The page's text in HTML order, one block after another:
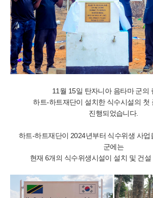
11월 15일 탄자니아 음타마 군의
하트-하트재단이 설치한 식수시설의 첫
진행되었습니다.
하트-하트재단이 2024년부터 식수위생 사업
군에는
현재 6개의 식수위생시설이 설치 및 건